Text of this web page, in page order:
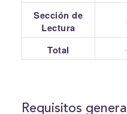
Sección de
Lectura
Total
Requisitos